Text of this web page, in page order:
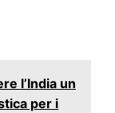
l’India un
per i